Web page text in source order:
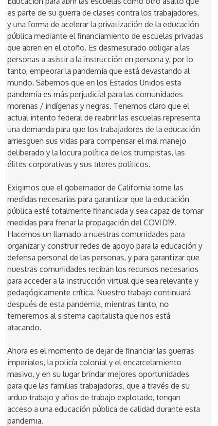
es parte de su guerra de clases contra los trabajadores,
y una forma de acelerar la privatización de la educación
pública mediante el financiamiento de escuelas privadas
que abren en el otoño. Es desmesurado obligar a las
personas a asistir a la instrucción en persona y, por lo
tanto, empeorar la pandemia que está devastando al
mundo. Sabemos que en los Estados Unidos esta
pandemia es más perjudicial para las comunidades
morenas / indígenas y negras. Tenemos claro que el
actual intento federal de reabrir las escuelas representa
una demanda para que los trabajadores de la educación
arriesguen sus vidas para compensar el mal manejo
deliberado y la locura política de los trumpistas, las
élites corporativas y sus títeres políticos.
Exigimos que el gobernador de California tome las
medidas necesarias para garantizar que la educación
pública esté totalmente financiada y sea capaz de tomar
medidas para frenar la propagación del COVID19.
Hacemos un llamado a nuestras comunidades para
organizar y construir redes de apoyo para la educación y
defensa personal de las personas, y para garantizar que
nuestras comunidades reciban los recursos necesarios
para acceder a la instrucción virtual que sea relevante y
pedagógicamente crítica. Nuestro trabajo continuará
después de esta pandemia, mientras tanto, no
temeremos al sistema capitalista que nos está
atacando.
Ahora es el momento de dejar de financiar las guerras
imperiales, la policía colonial y el encarcelamiento
masivo, y en su lugar brindar mejores oportunidades
para que las familias trabajadoras, que a través de su
arduo trabajo y años de trabajo explotado, tengan
acceso a una educación pública de calidad durante esta
pandemia.